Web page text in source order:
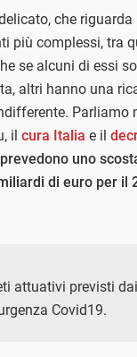
che
più complessi, tra
se alcuni di essi
altri hanno una
Parliamo
il cura Italia e il
uno
di euro per il
attuativi previsti dai
Covid19.